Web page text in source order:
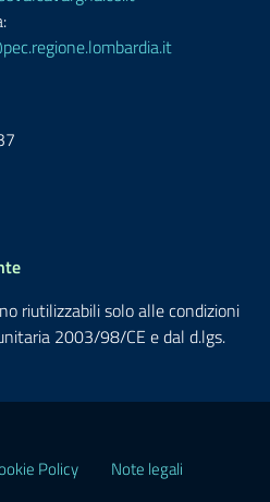
riutilizzabili solo alle condizioni
2003/98/CE e dal d.lgs.
Policy Note legali